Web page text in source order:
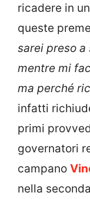
ricadere in
queste
sarei preso
mentre mi
ma perché
infatti
primi
governatori
campano
nella